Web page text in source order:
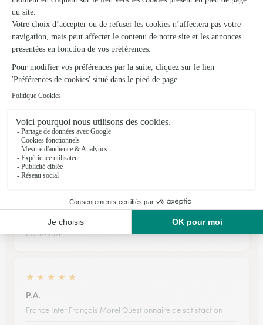
★★★★ ★4.2 (199)
8 place saint Nabor
Voir la boutique
Ils ont fait livrer des fleurs ou une plante à
Bidestroff
★ ★ ★ ★
Travail très sérieux du fleuriste. Il ou elle est repassé à
plusieurs reprises au domicile de la personne pour absence.
02/07/2026
★ ★ ★ ★ ★
P.A.
France Inter François Morel Questionnaire de satisfaction